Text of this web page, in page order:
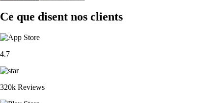
Ce que disent nos clients
4.7
320k Reviews